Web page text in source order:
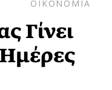
Γίνει